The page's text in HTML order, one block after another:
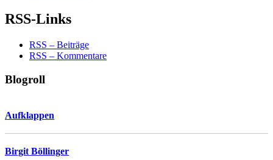
RSS-Links
RSS – Beiträge
RSS – Kommentare
Blogroll
Aufklappen
Birgit Böllinger